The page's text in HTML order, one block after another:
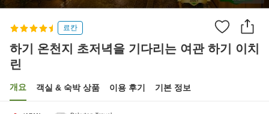
료칸
하기 온천지 초저녁을 기다리는 여관 하기 이치
린
개요 객실 & 숙박 상품 이용 후기 기본 정보